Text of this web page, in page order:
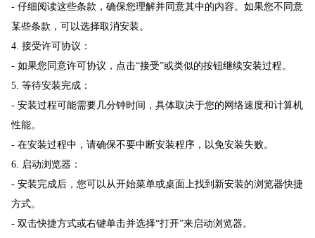
- 仔细阅读这些条款，确保您理解并同意其中的内容。如果您不同意
某些条款，可以选择取消安装。
4. 接受许可协议：
- 如果您同意许可协议，点击“接受”或类似的按钮继续安装过程。
5. 等待安装完成：
- 安装过程可能需要几分钟时间，具体取决于您的网络速度和计算机
性能。
- 在安装过程中，请确保不要中断安装程序，以免安装失败。
6. 启动浏览器：
- 安装完成后，您可以从开始菜单或桌面上找到新安装的浏览器快捷
方式。
- 双击快捷方式或右键单击并选择“打开”来启动浏览器。